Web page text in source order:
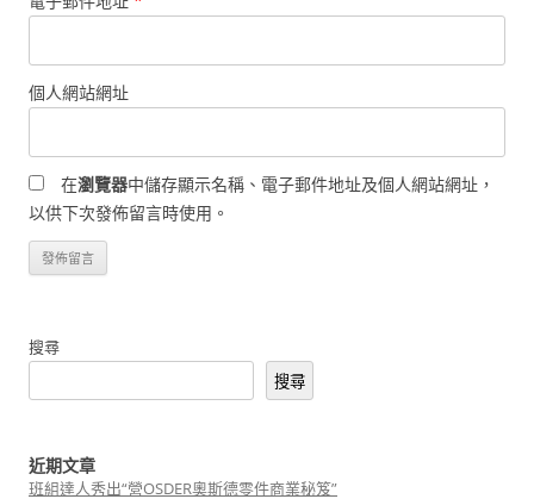
個人網站網址
在瀏覽器中儲存顯示名稱、電子郵件地址及個人網站網址，
以供下次發佈留言時使用。
搜尋
搜尋
近期文章
班組達人秀出“營OSDER奧斯德零件商業秘笈”